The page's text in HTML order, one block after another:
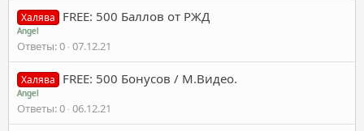
Халява FREE: 500 Баллов от РЖД
Angel
Ответы 0 07.12.21
Халява FREE: 500 Бонусов / М.Видео.
Angel
Ответы 0 06.12.21